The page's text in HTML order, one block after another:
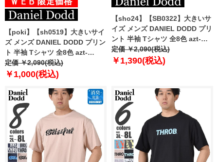
【poki】【sh0519】大きいサイ
ズ メンズ DANIEL DODD プリン
ト 半袖 Tシャツ 全8色 azt-
2202pt5
定価 ￥2,090(税込)
￥1,000(税込)
【sho24】【SB0322】大きいサ
イズ メンズ DANIEL DODD プリ
ント 半袖 Tシャツ 全8色 azt-
2402pt1
定価 ￥2,090(税込)
￥1,390(税込)